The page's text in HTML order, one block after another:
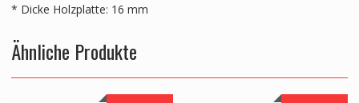
* Dicke Holzplatte: 16 mm
Ähnliche Produkte